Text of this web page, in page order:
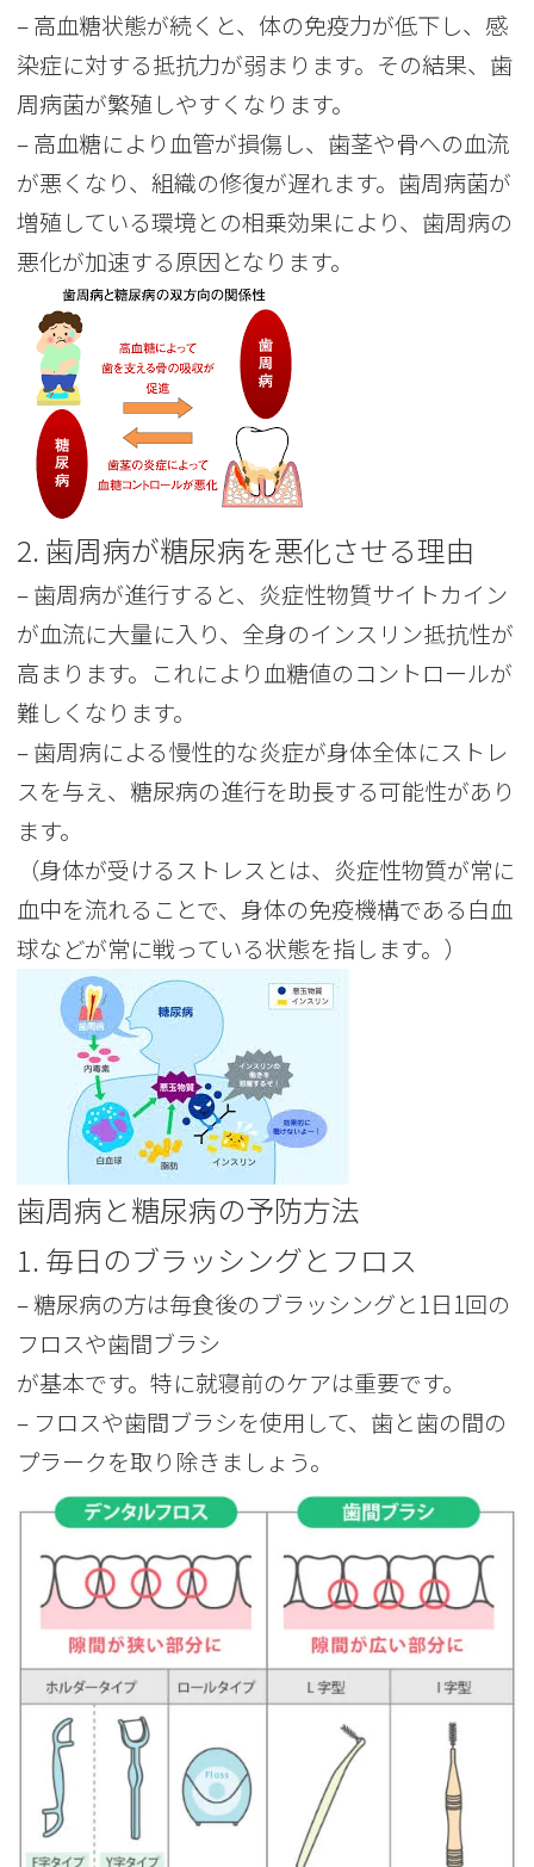
– 高血糖状態が続くと、体の免疫力が低下し、感
染症に対する抵抗力が弱まります。その結果、歯
周病菌が繁殖しやすくなります。
– 高血糖により血管が損傷し、歯茎や骨への血流
が悪くなり、組織の修復が遅れます。歯周病菌が
増殖している環境との相乗効果により、歯周病の
悪化が加速する原因となります。
2. 歯周病が糖尿病を悪化させる理由
– 歯周病が進行すると、炎症性物質サイトカイン
が血流に大量に入り、全身のインスリン抵抗性が
高まります。これにより血糖値のコントロールが
難しくなります。
– 歯周病による慢性的な炎症が身体全体にストレ
スを与え、糖尿病の進行を助長する可能性があり
ます。
（身体が受けるストレスとは、炎症性物質が常に
血中を流れることで、身体の免疫機構である白血
球などが常に戦っている状態を指します。）
歯周病と糖尿病の予防方法
1. 毎日のブラッシングとフロス
– 糖尿病の方は毎食後のブラッシングと1日1回の
フロスや歯間ブラシ
が基本です。特に就寝前のケアは重要です。
– フロスや歯間ブラシを使用して、歯と歯の間の
プラークを取り除きましょう。